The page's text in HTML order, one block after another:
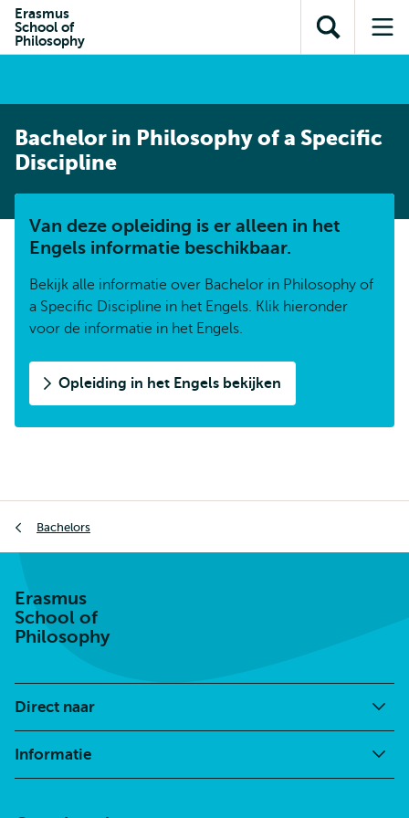
inhoud
Direct naar
subnavigatie
Erasmus
School of
Philosophy
Toon
zoekveld
Bachelor in Philosophy of a Specific
Discipline
Van deze opleiding is er alleen in het
Engels informatie beschikbaar.
Bekijk alle informatie over Bachelor in Philosophy of
a Specific Discipline in het Engels. Klik hieronder
voor de informatie in het Engels.
Opleiding in het Engels bekijken
Bachelors
Erasmus
School of
Philosophy
Direct naar
Informatie